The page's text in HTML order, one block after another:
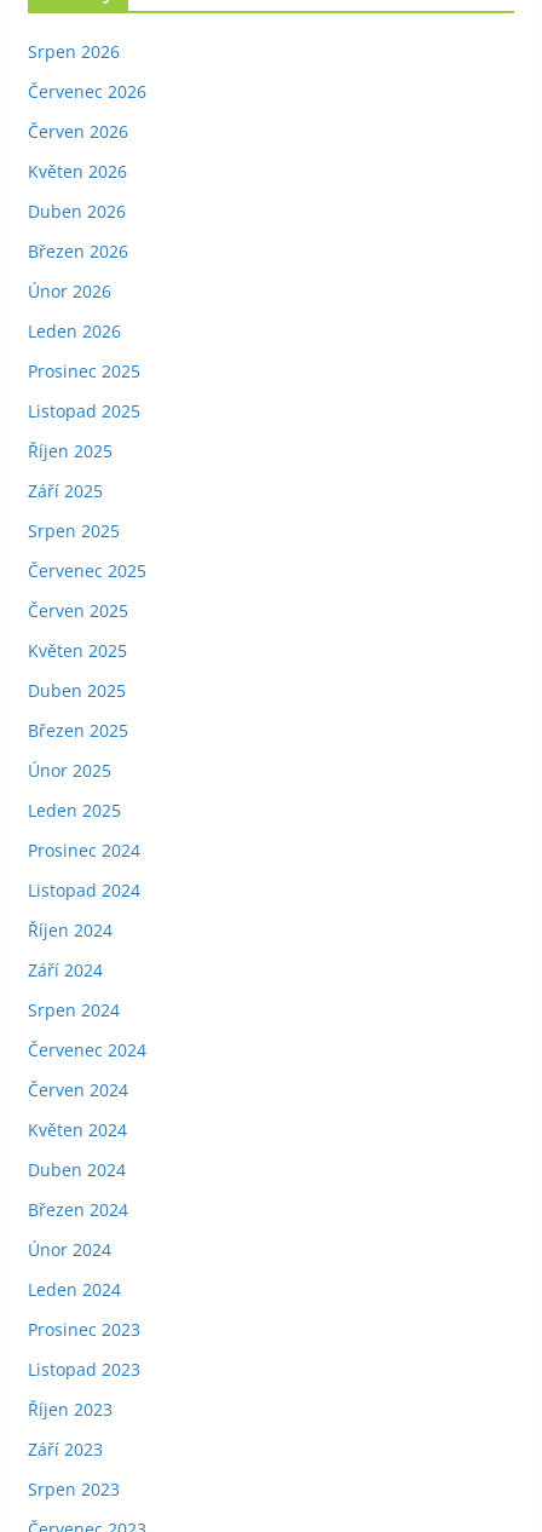
Srpen 2026
Červenec 2026
Červen 2026
Květen 2026
Duben 2026
Březen 2026
Únor 2026
Leden 2026
Prosinec 2025
Listopad 2025
Říjen 2025
Září 2025
Srpen 2025
Červenec 2025
Červen 2025
Květen 2025
Duben 2025
Březen 2025
Únor 2025
Leden 2025
Prosinec 2024
Listopad 2024
Říjen 2024
Září 2024
Srpen 2024
Červenec 2024
Červen 2024
Květen 2024
Duben 2024
Březen 2024
Únor 2024
Leden 2024
Prosinec 2023
Listopad 2023
Říjen 2023
Září 2023
Srpen 2023